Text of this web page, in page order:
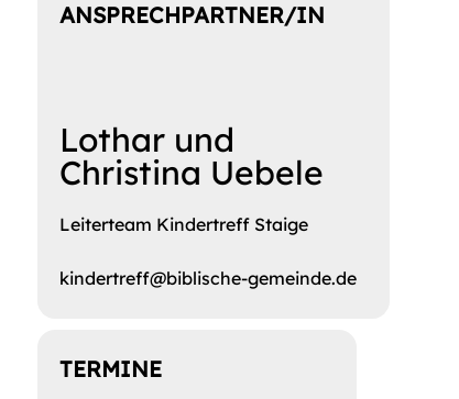
ANSPRECHPARTNER/IN
Lothar und
Christina Uebele
Leiterteam Kindertreff Staige
kindertreff@biblische-gemeinde.de
TERMINE